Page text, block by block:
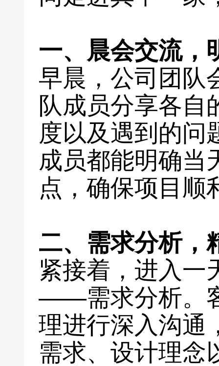
一、晨会交流，
早晨，公司团队
队成员分享各自
度以及遇到的问
成员都能明确当
点，确保项目顺
二、需求分析，
紧接着，进入一
——需求分析。
理进行深入沟通
需求、设计理念